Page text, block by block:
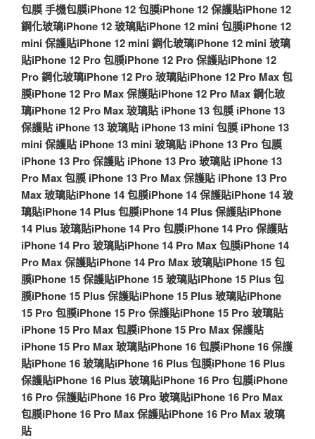
包膜手機包膜iPhone 12 包膜iPhone 12 保護貼iPhone 12
鋼化玻璃iPhone 12 玻璃貼iPhone 12 mini 包膜iPhone 12
mini 保護貼iPhone 12 mini 鋼化玻璃iPhone 12 mini 玻璃
貼iPhone 12 Pro 包膜iPhone 12 Pro 保護貼iPhone 12
Pro 鋼化玻璃iPhone 12 Pro 玻璃貼iPhone 12 Pro Max 包
膜iPhone 12 Pro Max 保護貼iPhone 12 Pro Max 鋼化玻
璃iPhone 12 Pro Max 玻璃貼 iPhone 13 包膜 iPhone 13
保護貼 iPhone 13 玻璃貼 iPhone 13 mini 包膜 iPhone 13
mini 保護貼 iPhone 13 mini 玻璃貼 iPhone 13 Pro 包膜
iPhone 13 Pro 保護貼 iPhone 13 Pro 玻璃貼 iPhone 13
Pro Max 包膜 iPhone 13 Pro Max 保護貼 iPhone 13 Pro
Max 玻璃貼iPhone 14 包膜iPhone 14 保護貼iPhone 14 玻
璃貼iPhone 14 Plus 包膜iPhone 14 Plus 保護貼iPhone
14 Plus 玻璃貼iPhone 14 Pro 包膜iPhone 14 Pro 保護貼
iPhone 14 Pro 玻璃貼iPhone 14 Pro Max 包膜iPhone 14
Pro Max 保護貼iPhone 14 Pro Max 玻璃貼iPhone 15 包
膜iPhone 15 保護貼iPhone 15 玻璃貼iPhone 15 Plus 包
膜iPhone 15 Plus 保護貼iPhone 15 Plus 玻璃貼iPhone
15 Pro 包膜iPhone 15 Pro 保護貼iPhone 15 Pro 玻璃貼
iPhone 15 Pro Max 包膜iPhone 15 Pro Max 保護貼
iPhone 15 Pro Max 玻璃貼iPhone 16 包膜iPhone 16 保護
貼iPhone 16 玻璃貼iPhone 16 Plus 包膜iPhone 16 Plus
保護貼iPhone 16 Plus 玻璃貼iPhone 16 Pro 包膜iPhone
16 Pro 保護貼iPhone 16 Pro 玻璃貼iPhone 16 Pro Max
包膜iPhone 16 Pro Max 保護貼iPhone 16 Pro Max 玻璃
貼